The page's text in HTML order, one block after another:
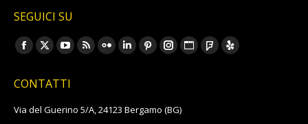
SEGUICI SU
Ci puoi trovare su:
Facebook
opens
in
X
opens
in
YouTube
opens
in
Rss
in
Flickr
in
Linkedin
in
Pinterest
in
Instagram
in
Sito Foursquare
Yelp
CONTATTI
Via del Guerino 5/A, 24123 Bergamo (BG)